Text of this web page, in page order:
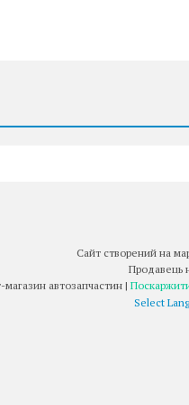
Сайт створений на
Продавець
Інтернет-магазин автозапчастин |
Select